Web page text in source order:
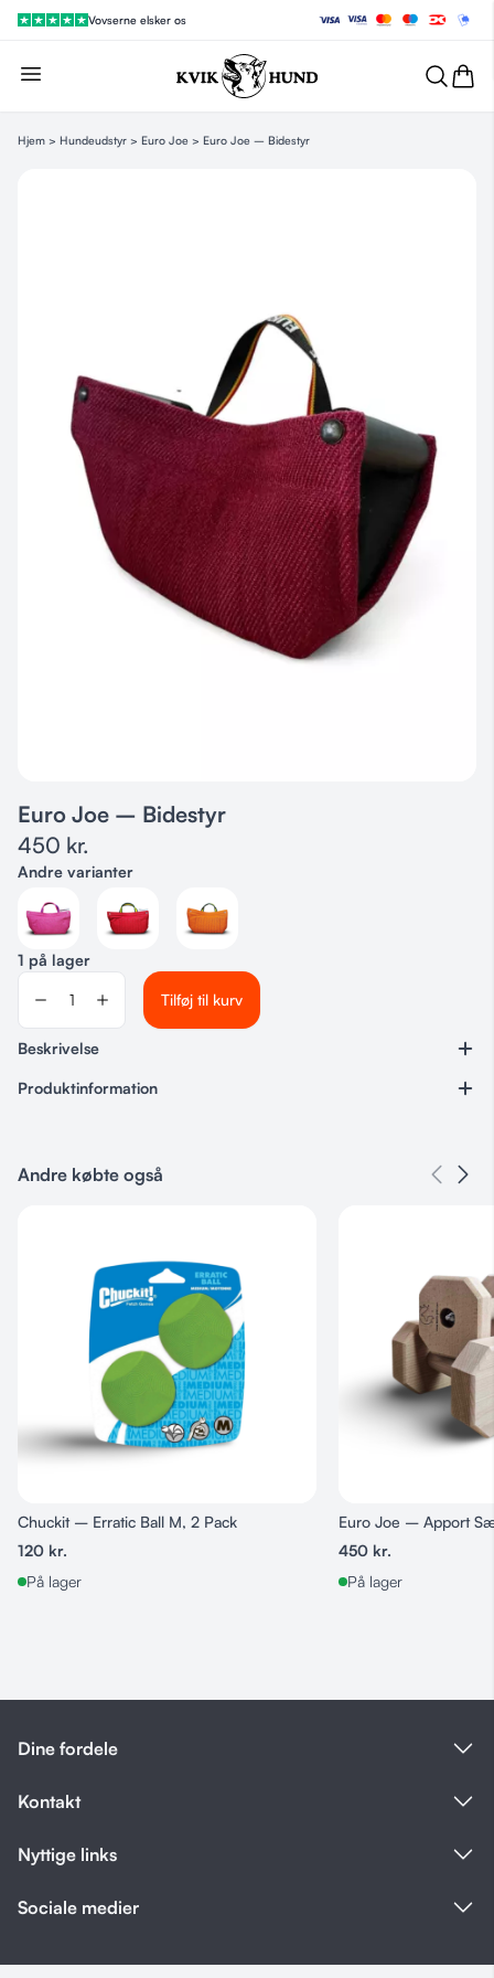
Vovserne elsker os
Hjem > Hundeudstyr > Euro Joe > Euro Joe – Bidestyr
Euro Joe – Bidestyr
450 kr.
Andre varianter
1 på lager
Tilføj til kurv
Beskrivelse
Produktinformation
Kategorier
Andre købte også
Chuckit – Erratic Ball M, 2 Pack
120 kr.
På lager
Euro Joe – Apport
450kr.
På lager
Dine fordele
Kontakt
Nyttige links
Sociale medier